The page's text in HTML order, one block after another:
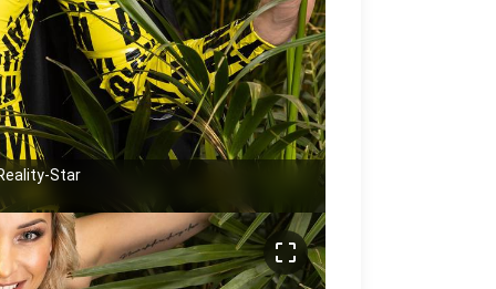
Star
crop_free